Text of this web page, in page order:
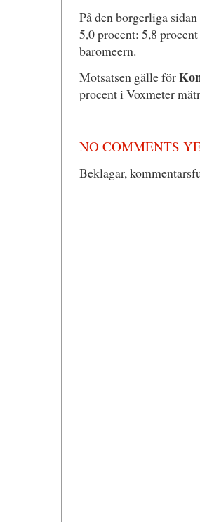
På den borgerliga
5,0 procent: 5,8
baromeern.
Motsatsen gälle för
procent i Voxmeter
NO COMMENTS
Beklagar,